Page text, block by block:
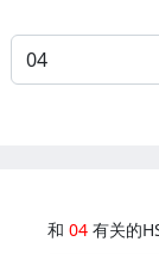
和 04 有关的